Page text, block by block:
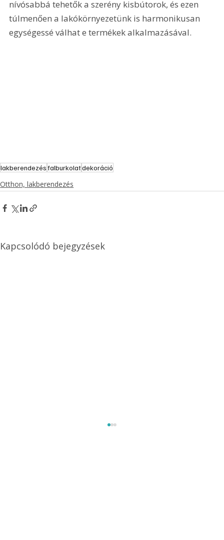
nívósabbá tehetők a szerény kisbútorok, és ezen
túlmenően a lakókörnyezetünk is harmonikusan
egységessé válhat e termékek alkalmazásával.
lakberendezésfalburkolatdekoráció
Otthon, lakberendezés
Kapcsolódó bejegyzések